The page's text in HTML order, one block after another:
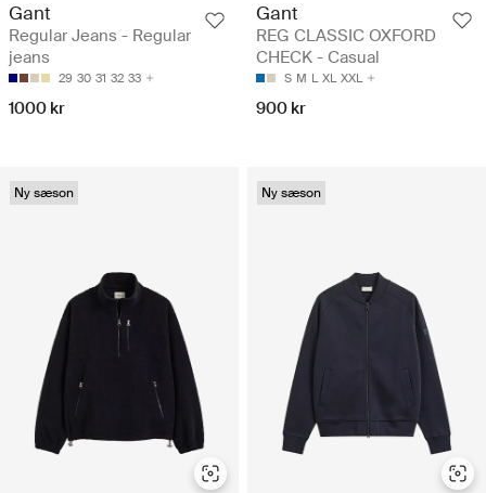
Gant
Regular Jeans - Regular
jeans
29 30 31 32 33
1000 kr
Gant
REG CLASSIC OXFORD
CHECK - Casual
S M L XL XXL
900 kr
Ny sæson Ny sæson